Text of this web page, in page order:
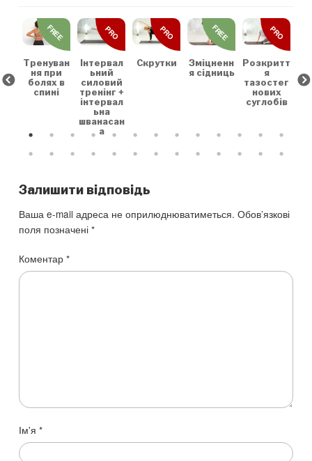
Тренуван
ня при
болях в
спині
FREE
Інтервал
ьний
силовий
тренінг +
інтервал
ьна
шванасан
а
PRO
Скрутки
PRO
Зміцненн
я сідниць
FREE
Розкритт
я
тазостег
нових
суглобів
PRO
Залишити відповідь
Ваша e-mail адреса не оприлюднюватиметься. Обов’язкові
поля позначені*
Коментар*
Ім'я*